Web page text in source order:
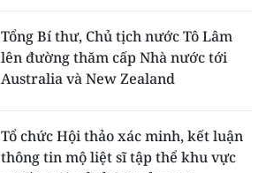
Tổng Bí thư, Chủ tịch nước Tô Lâm
lên đường thăm cấp Nhà nước tới
Australia và New Zealand
Tổ chức Hội thảo xác minh, kết luận
thông tin mộ liệt sĩ tập thể khu vực